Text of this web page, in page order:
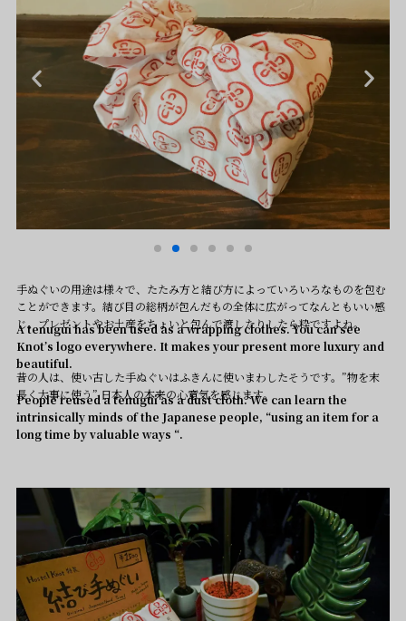
手ぬぐいの用途は様々で、たたみ方と結び方によっていろいろなものを包む
ことができます。結び目の総柄が包んだもの全体に広がってなんともいい感
じ。プレゼントやお土産をちょいと包んで渡したりしたら粋ですよね。
A tenugui has been used as a wrapping clothes. You can see
Knot’s logo everywhere. It makes your present more luxury and
beautiful.
昔の人は、使い古した手ぬぐいはふきんに使いまわしたそうです。”物を末
長く大事に使う” 日本人の本来の心意気を感じます。
People reused a tenugui as a dust cloth. We can learn the
intrinsically minds of the Japanese people, “using an item for a
long time by valuable ways “.